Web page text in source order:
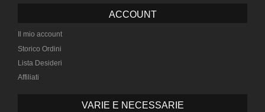
ACCOUNT
Il mio account
Storico Ordini
Lista Desideri
Affiliati
VARIE E NECESSARIE